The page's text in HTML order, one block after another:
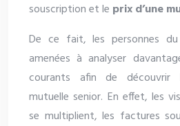
souscription et le prix d’une
De ce fait, les personnes
amenées à analyser
courants afin de découvrir
mutuelle senior. En effet, les
se multiplient, les factures